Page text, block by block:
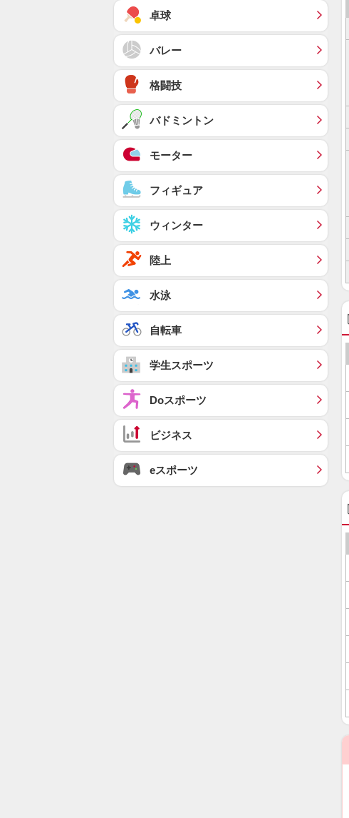
卓球
バレー
格闘技
バドミントン
モーター
フィギュア
ウィンター
陸上
水泳
自転車
学生スポーツ
Doスポーツ
ビジネス
eスポーツ